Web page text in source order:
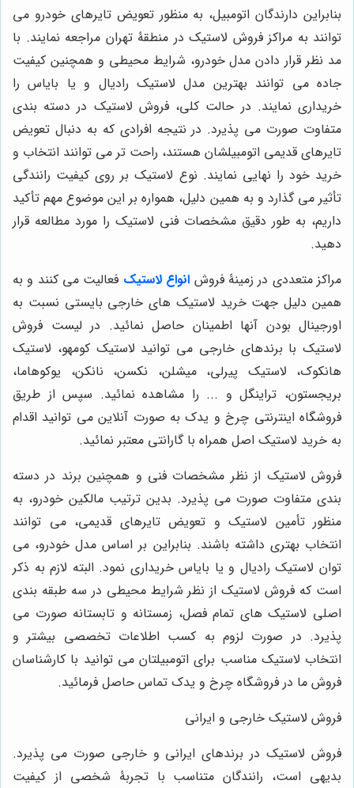
بنابراین دارندگان اتومبیل، به منظور تعویض تایرهای خودرو می
توانند به مراکز فروش لاستیک در منطقۀ تهران مراجعه نمایند. با
مد نظر قرار دادن مدل خودرو، شرایط محیطی و همچنین کیفیت
جاده می توانند بهترین مدل لاستیک رادیال و یا بایاس را
خریداری نمایند. در حالت کلی، فروش لاستیک در دسته بندی
متفاوت صورت می پذیرد. در نتیجه افرادی که به دنبال تعویض
تایرهای قدیمی اتومبیلشان هستند، راحت تر می توانند انتخاب و
خرید خود را نهایی نمایند. نوع لاستیک بر روی کیفیت رانندگی
تأثیر می گذارد و به همین دلیل، همواره بر این موضوع مهم تأکید
داریم، به طور دقیق مشخصات فنی لاستیک را مورد مطالعه قرار
دهید.
مراکز متعددی در زمینۀ فروش انواع لاستیک فعالیت می کنند و به
همین دلیل جهت خرید لاستیک های خارجی بایستی نسبت به
اورجینال بودن آنها اطمینان حاصل نمائید. در لیست فروش
لاستیک با برندهای خارجی می توانید لاستیک کومهو، لاستیک
هانکوک، لاستیک پیرلی، میشلن، نکسن، نانکن، یوکوهاما،
بریجستون، تراینگل و ... را مشاهده نمائید. سپس از طریق
فروشگاه اینترنتی چرخ و یدک به صورت آنلاین می توانید اقدام
به خرید لاستیک اصل همراه با گارانتی معتبر نمائید.
فروش لاستیک از نظر مشخصات فنی و همچنین برند در دسته
بندی متفاوت صورت می پذیرد. بدین ترتیب مالکین خودرو، به
منظور تأمین لاستیک و تعویض تایرهای قدیمی، می توانند
انتخاب بهتری داشته باشند. بنابراین بر اساس مدل خودرو، می
توان لاستیک رادیال و یا بایاس خریداری نمود. البته لازم به ذکر
است که فروش لاستیک از نظر شرایط محیطی در سه طبقه بندی
اصلی لاستیک های تمام فصل، زمستانه و تابستانه صورت می
پذیرد. در صورت لزوم به کسب اطلاعات تخصصی بیشتر و
انتخاب لاستیک مناسب برای اتومبیلتان می توانید با کارشناسان
فروش ما در فروشگاه چرخ و یدک تماس حاصل فرمائید.
فروش لاستیک خارجی و ایرانی
فروش لاستیک در برندهای ایرانی و خارجی صورت می پذیرد.
بدیهی است، رانندگان متناسب با تجربۀ شخصی از کیفیت